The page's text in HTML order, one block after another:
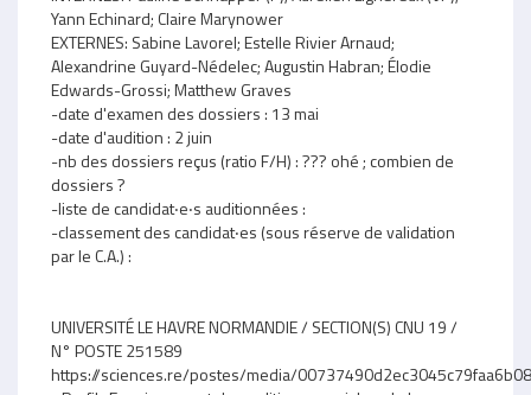
Yann Echinard; Claire Marynower
EXTERNES: Sabine Lavorel; Estelle Rivier Arnaud;
Alexandrine Guyard-Nédelec; Augustin Habran; Élodie
Edwards-Grossi; Matthew Graves
-date d'examen des dossiers : 13 mai
-date d'audition : 2 juin
-nb des dossiers reçus (ratio F/H) : ??? ohé ; combien de
dossiers ?
-liste de candidat‧e‧s auditionnées :
-classement des candidat‧es (sous réserve de validation
par le C.A.) :
UNIVERSITÉ LE HAVRE NORMANDIE / SECTION(S) CNU 19 /
N° POSTE 251589
https://sciences.re/postes/media/